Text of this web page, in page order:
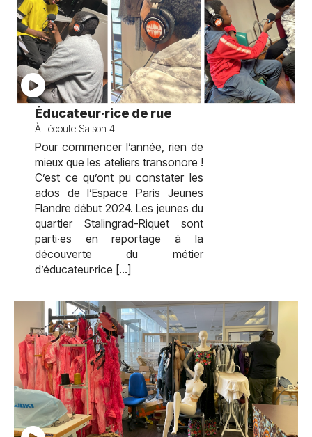
Éducateur·rice de rue
À l'écoute Saison 4
Pour commencer l’année, rien de
mieux que les ateliers transonore !
C’est ce qu’ont pu constater les
ados de l’Espace Paris Jeunes
Flandre début 2024. Les jeunes du
quartier Stalingrad-Riquet sont
parti·es en reportage à la
découverte du métier
d’éducateur·rice […]